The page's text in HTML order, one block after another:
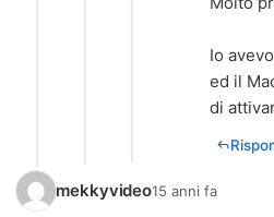
Io
ed il
di
mekkyvideo15 anni fa